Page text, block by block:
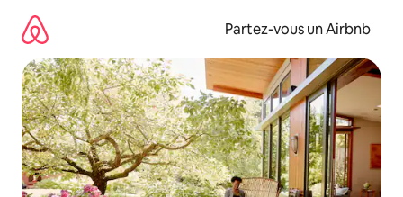
directement
contenu
Partez-vous un Airbnb